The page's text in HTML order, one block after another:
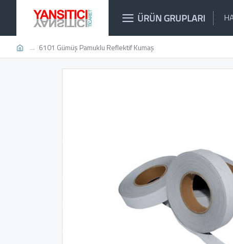
ÜRÜN GRUPLARI
6101 Gümüş Pamuklu Reflektif Kumaş